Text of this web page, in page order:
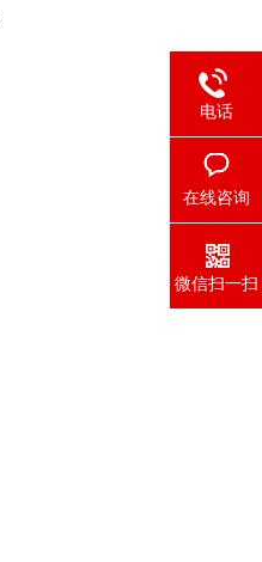
电话
在线咨询
微信扫一扫